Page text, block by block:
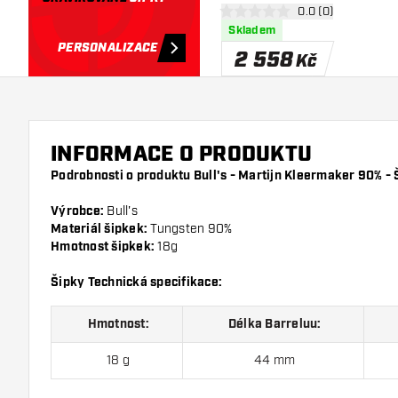
PERSONALIZACE
otevřít panel
0 hodnoticí hvězdičky
0.0 (0)
Skladem
2 558Kč
INFORMACE O PRODUKTU
Podrobnosti o produktu Bull's - Martijn Kleermaker 90% -
Výrobce: Bull's
Materiál šipkek: Tungsten 90%
Hmotnost šipkek: 18g
Šipky Technická specifikace:
Hmotnost: Délka Barreluu:
18 g 44 mm